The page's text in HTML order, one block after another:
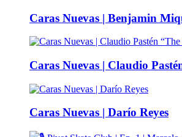
Caras Nuevas | Benjamin
Caras Nuevas | Claudio
Caras Nuevas | Darío Reyes